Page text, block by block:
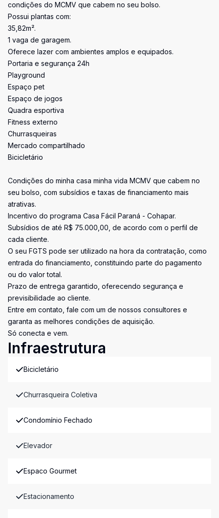
condições do MCMV que cabem no seu bolso.
Possui plantas com:
35,82m².
1 vaga de garagem.
Oferece lazer com ambientes amplos e equipados.
Portaria e segurança 24h
Playground
Espaço pet
Espaço de jogos
Quadra esportiva
Fitness externo
Churrasqueiras
Mercado compartilhado
Bicicletário
Condições do minha casa minha vida MCMV que cabem no
seu bolso, com subsídios e taxas de financiamento mais
atrativas.
Incentivo do programa Casa Fácil Paraná - Cohapar.
Subsídios de até R$ 75.000,00, de acordo com o perfil de
cada cliente.
O seu FGTS pode ser utilizado na hora da contratação, como
entrada do financiamento, constituindo parte do pagamento
ou do valor total.
Prazo de entrega garantido, oferecendo segurança e
previsibilidade ao cliente.
Entre em contato, fale com um de nossos consultores e
garanta as melhores condições de aquisição.
Só conecta e vem.
Infraestrutura
Bicicletário
Churrasqueira Coletiva
Condomínio Fechado
Elevador
Espaco Gourmet
Estacionamento